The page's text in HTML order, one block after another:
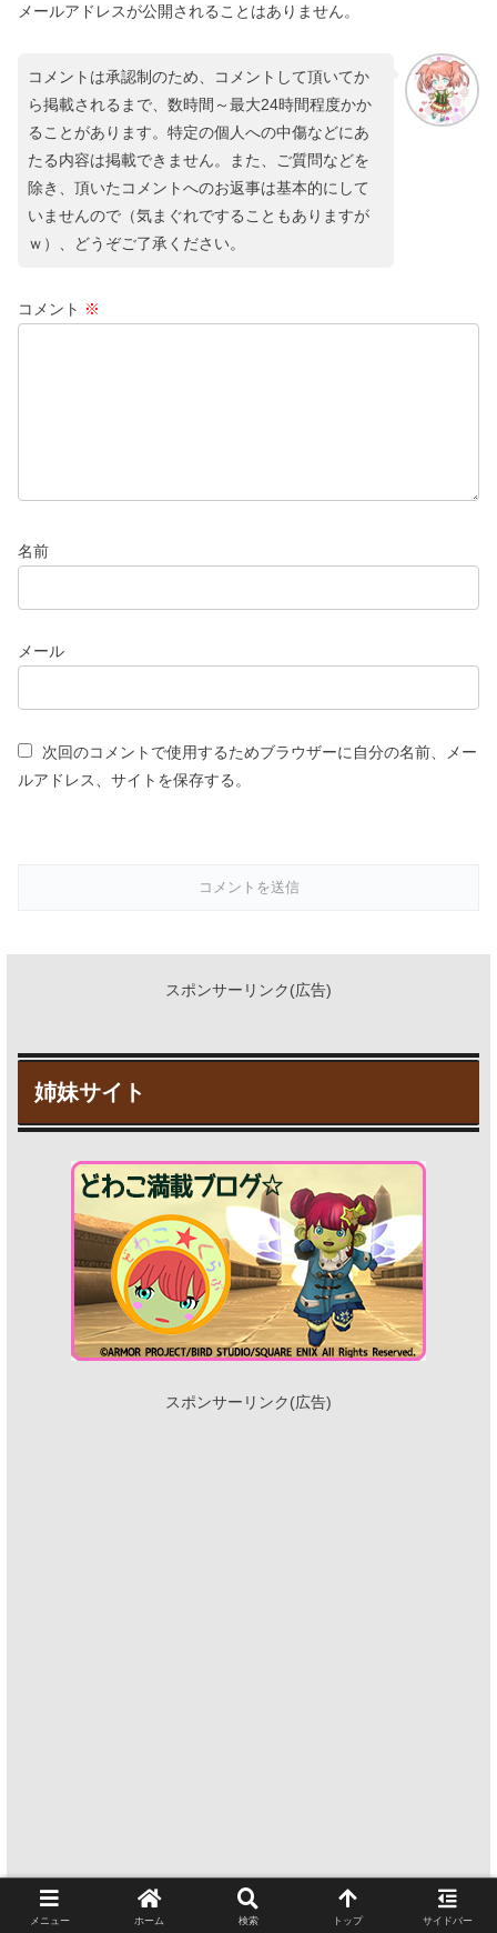
メールアドレスが公開されることはありません。
コメントは承認制のため、コメントして頂いてか
ら掲載されるまで、数時間～最大24時間程度かか
ることがあります。特定の個人への中傷などにあ
たる内容は掲載できません。また、ご質問などを
除き、頂いたコメントへのお返事は基本的にして
いませんので（気まぐれですることもありますが
ｗ）、どうぞご了承ください。
コメント ※
名前
メール
次回のコメントで使用するためブラウザーに自分の名前、メー
ルアドレス、サイトを保存する。
スポンサーリンク(広告)
姉妹サイト
スポンサーリンク(広告)
メニュー ホーム 検索 トップ サイドバー